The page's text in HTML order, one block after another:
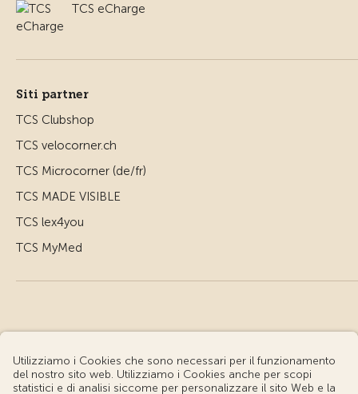
TCS eCharge
Siti partner
TCS Clubshop
TCS velocorner.ch
TCS Microcorner (de/fr)
TCS MADE VISIBLE
TCS lex4you
TCS MyMed